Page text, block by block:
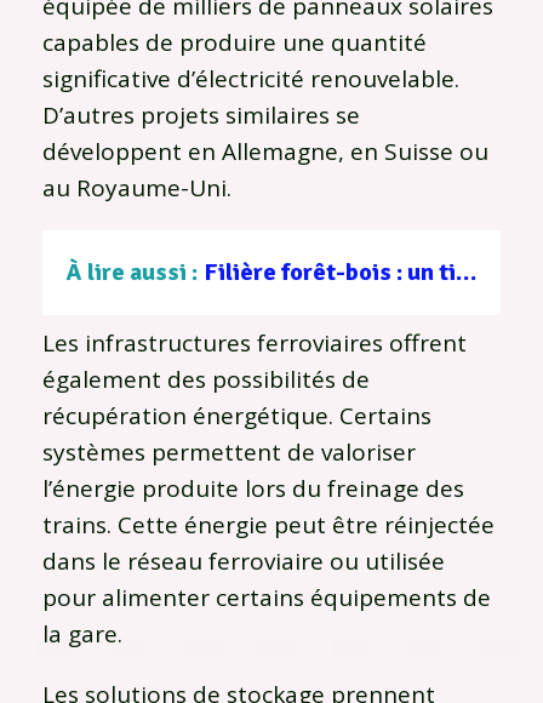
capables de produire une quantité
significative d’électricité renouvelable.
D’autres projets similaires se
développent en Allemagne, en Suisse ou
au Royaume-Uni.
À lire aussi : Filière forêt-bois : un tissu d’entreprises au service d’une gestion durable
Les infrastructures ferroviaires offrent
également des possibilités de
récupération énergétique. Certains
systèmes permettent de valoriser
l’énergie produite lors du freinage des
trains. Cette énergie peut être réinjectée
dans le réseau ferroviaire ou utilisée
pour alimenter certains équipements de
la gare.
Les solutions de stockage prennent